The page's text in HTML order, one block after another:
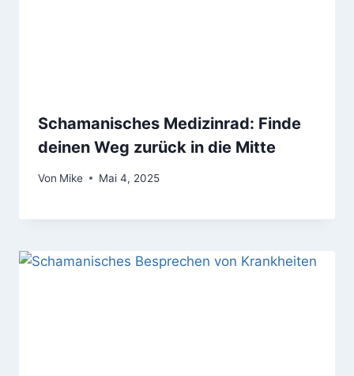
Schamanisches Medizinrad: Finde
deinen Weg zurück in die Mitte
Von Mike Mai 4, 2025